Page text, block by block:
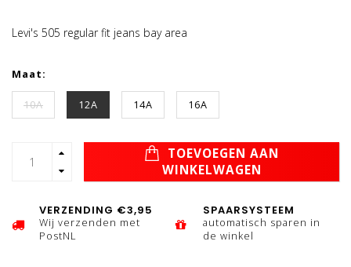
Levi's 505 regular fit jeans bay area
Maat:
10A 12A 14A 16A
TOEVOEGEN AAN
WINKELWAGEN
VERZENDING €3,95
Wij verzenden met
PostNL
SPAARSYSTEEM
automatisch sparen in
de winkel